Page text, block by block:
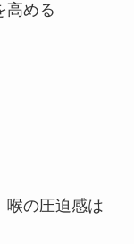
高める
喉の圧迫感は